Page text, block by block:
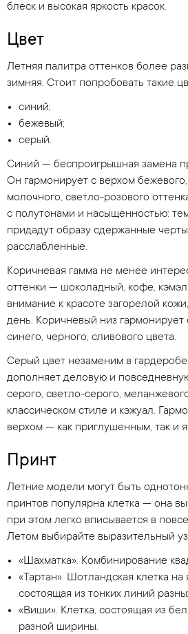
блеск и высокая яркость красок.
Цвет
Летняя палитра оттенков более
зимняя. Стоит попробовать такие
синий;
бежевый;
серый.
Синий — беспроигрышная замена
Он гармонирует с верхом
молочного, светло-розового
с полутонами и насыщенностью:
придадут образу сдержанные
расслабленные.
Коричневая гамма не менее
оттенки — шоколадный, кофе,
внимание к красоте загорелой
день. Коричневый низ гармонирует
синего, черного, сливового цвета.
Серый цвет незаменим в
дополняет деловую и
серого, светло-серого,
классическом стиле и кэжуал.
верхом — как приглушенным, так и
Принт
Летние модели могут быть
принтов популярна клетка — она
при этом легко вписывается в
Летом выбирайте выразительный
«Шахматка». Комбинирование
«Тартан». Шотландская клетка
состоящая из тонких линий
«Виши». Клетка, состоящая из
разной ширины.